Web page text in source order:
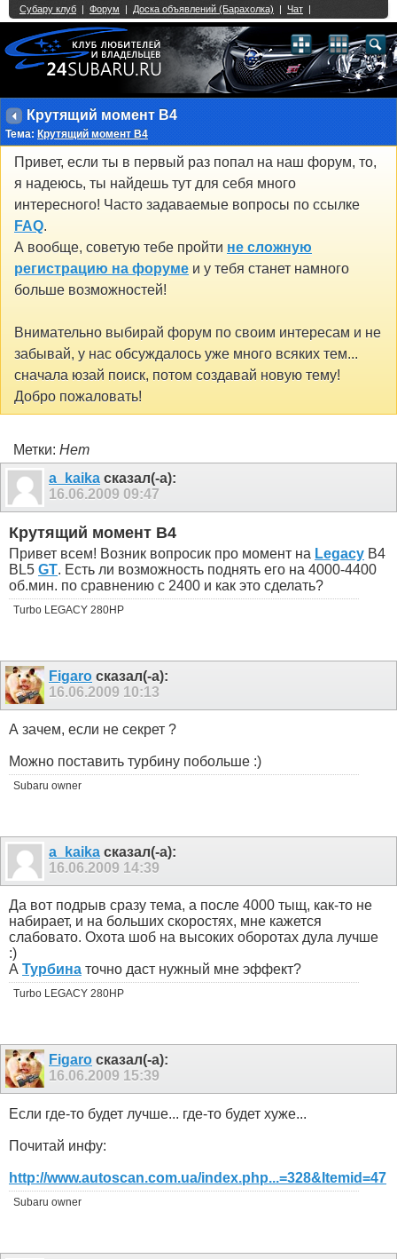
Крутящий момент B4
Тема: Крутящий момент B4
Привет, если ты в первый раз попал на наш форум, то,
я надеюсь, ты найдешь тут для себя много
интересного! Часто задаваемые вопросы по ссылке
FAQ.
А вообще, советую тебе пройти не сложную
регистрацию на форуме и у тебя станет намного
больше возможностей!
Внимательно выбирай форум по своим интересам и не
забывай, у нас обсуждалось уже много всяких тем...
сначала юзай поиск, потом создавай новую тему!
Добро пожаловать!
Метки: Нет
a_kaika сказал(-а):
16.06.2009 09:47
Крутящий момент B4
Привет всем! Возник вопросик про момент на Legacy B4
BL5 GT. Есть ли возможность поднять его на 4000-4400
об.мин. по сравнению с 2400 и как это сделать?
Turbo LEGACY 280HP
Figaro сказал(-а):
16.06.2009 10:13
А зачем, если не секрет ?
Можно поставить турбину побольше :)
Subaru owner
a_kaika сказал(-а):
16.06.2009 14:39
Да вот подрыв сразу тема, а после 4000 тыщ, как-то не
набирает, и на больших скоростях, мне кажется
слабовато. Охота шоб на высоких оборотах дула лучше
:)
А Турбина точно даст нужный мне эффект?
Turbo LEGACY 280HP
Figaro сказал(-а):
16.06.2009 15:39
Если где-то будет лучше... где-то будет хуже...
Почитай инфу:
http://www.autoscan.com.ua/index.php...=328&Itemid=47
Subaru owner
Single Sign On provided byvBSSO
2 3 4 5 6 7 8 9 10 11 12 13 14 15 16 17 18 21 22 23 24 25 26
27 28 29 30 31 32 33 34 35 36 37 38 39 40 41 42 43